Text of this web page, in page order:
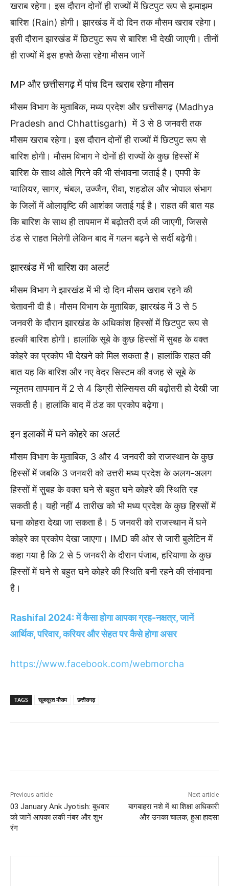
खराब रहेगा। इस दौरान दोनों ही राज्यों में छिटपुट रूप से झमाझम
बारिश (Rain) होगी। झारखंड में दो दिन तक मौसम खराब रहेगा।
इसी दौरान झारखंड में छिटपुट रूप से बारिश भी देखी जाएगी। तीनों
ही राज्यों में इस हफ्ते कैसा रहेगा मौसम जानें
MP और छत्तीसगढ़ में पांच दिन खराब रहेगा मौसम
मौसम विभाग के मुताबिक, मध्य प्रदेश और छत्तीसगढ़ (Madhya
Pradesh and Chhattisgarh) में 3 से 8 जनवरी तक
मौसम खराब रहेगा। इस दौरान दोनों ही राज्यों में छिटपुट रूप से
बारिश होगी। मौसम विभाग ने दोनों ही राज्यों के कुछ हिस्सों में
बारिश के साथ ओले गिरने की भी संभावना जताई है। एमपी के
ग्वालियर, सागर, चंबल, उज्जैन, रीवा, शहडोल और भोपाल संभाग
के जिलों में ओलावृष्टि की आशंका जताई गई है। राहत की बात यह
कि बारिश के साथ ही तापमान में बढ़ोतरी दर्ज की जाएगी, जिससे
ठंड से राहत मिलेगी लेकिन बाद में गलन बढ़ने से सर्दी बढ़ेगी।
झारखंड में भी बारिश का अलर्ट
मौसम विभाग ने झारखंड में भी दो दिन मौसम खराब रहने की
चेतावनी दी है। मौसम विभाग के मुताबिक, झारखंड में 3 से 5
जनवरी के दौरान झारखंड के अधिकांश हिस्सों में छिटपुट रूप से
हल्की बारिश होगी। हालांकि सूबे के कुछ हिस्सों में सुबह के वक्त
कोहरे का प्रकोप भी देखने को मिल सकता है। हालांकि राहत की
बात यह कि बारिश और नए वेदर सिस्टम की वजह से सूबे के
न्यूनतम तापमान में 2 से 4 डिग्री सेल्सियस की बढ़ोतरी हो देखी जा
सकती है। हालांकि बाद में ठंड का प्रकोप बढ़ेगा।
इन इलाकों में घने कोहरे का अलर्ट
मौसम विभाग के मुताबिक, 3 और 4 जनवरी को राजस्थान के कुछ
हिस्सों में जबकि 3 जनवरी को उत्तरी मध्य प्रदेश के अलग-अलग
हिस्सों में सुबह के वक्त घने से बहुत घने कोहरे की स्थिति रह
सकती है। यही नहीं 4 तारीख को भी मध्य प्रदेश के कुछ हिस्सों में
घना कोहरा देखा जा सकता है। 5 जनवरी को राजस्थान में घने
कोहरे का प्रकोप देखा जाएगा। IMD की ओर से जारी बुलेटिन में
कहा गया है कि 2 से 5 जनवरी के दौरान पंजाब, हरियाणा के कुछ
हिस्सों में घने से बहुत घने कोहरे की स्थिति बनी रहने की संभावना
है।
Rashifal 2024: में कैसा होगा आपका ग्रह-नक्षत्र, जानें
आर्थिक, परिवार, करियर और सेहत पर कैसे होगा असर
https://www.facebook.com/webmorcha
TAGS खूबसूरत मौसम छत्तीसगढ़
Previous article
03 January Ank Jyotish: बुधवार
को जानें आपका लकी नंबर और शुभ
रंग
Next article
बागबाहरा नशे में था शिक्षा अधिकारी
और उनका चालक, हुआ हादसा